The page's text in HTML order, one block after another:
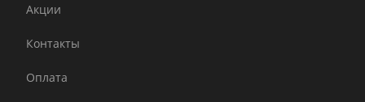
Акции
Контакты
Оплата